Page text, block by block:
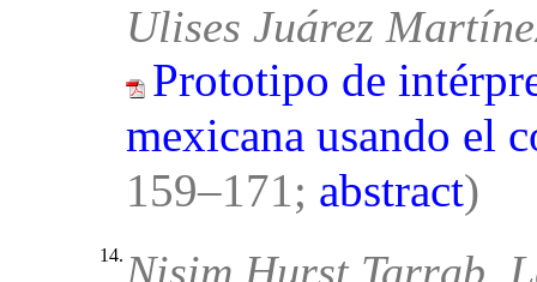
Ulises Juárez
Prototipo de
mexicana usando el
159–171; abstract)
14. Nisim Hurst Tarrab,